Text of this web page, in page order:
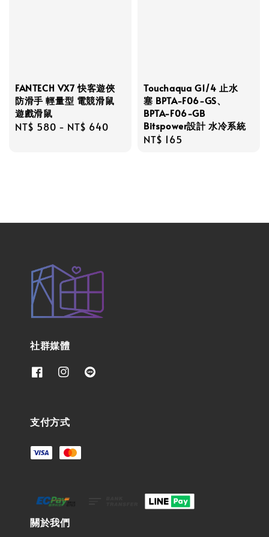
FANTECH VX7 快客遊俠
防滑手 輕量型 電競滑鼠
遊戲滑鼠
Regular
NT$ 580 - NT$ 640
Touchaqua G1/4 止水
塞 BPTA-F06-GS、
BPTA-F06-GB
Bitspower設計 水冷系統
Regular
NT$ 165
社群媒體
支付方式
關於我們